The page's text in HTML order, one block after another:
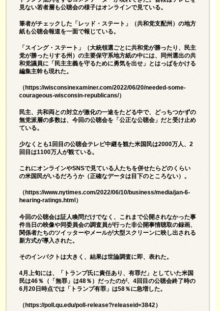
見ない若者層も公聴会の様子はオンラインで見ている。
筆者がチェックした「レッド・ステート」（共和党支配州）の地方
紙も公聴会報道を一面で報じている。
「スイング・ステート」（大統領選ごとに共和党が勝ったり、民主
党が勝ったりする州）の主要保守系地方紙の中には、同州選出の共
和党議員に「民主主義を守るために勇気を出せ」とはっぱをかける
編集主幹も現れた。
（ https://wisconsinexaminer.com/2022/06/20/needed-some-
courageous-wisconsin-republicans/）
民主、共和両との対立が激化の一途をたどる中で、どっちつかずの
無党派層の多数は、今回の公聴会を「公正な公聴会」だと受け止め
ている。
少なくとも1回目の公聴会テレビ中継を観た米国民は2000万人、2
回目は1100万人が観ている。
これにオンラインやSNSで見ている人たちを併せたらどのくらい
の米国民がいるだろうか（正確なデータは目下のところない）。
（ https://www.nytimes.com/2022/06/10/business/media/jan-6-
hearing-ratings.html ）
今回の公聴会は証人喚問だけでなく、これまで公開されなかった事
件当日の映像や同委員会の調査員が行った非公開事情聴取の録画、
関係者たちのツイッターやメールが大型スクリーンに映し出される
新方式が導入された。
そのインパクトは大きく、結果は世論調査に即、表れた。
4月上旬には、「トランプ氏に責任あり、有罪だ」としていた米国
民は46％（「無罪」は48％）だったのが、4回目の公聴会終了時の
6月20日時点では「トランプ有罪」は58％に急増した。
（ https://poll.qu.edu/poll-release?releaseid=3842）